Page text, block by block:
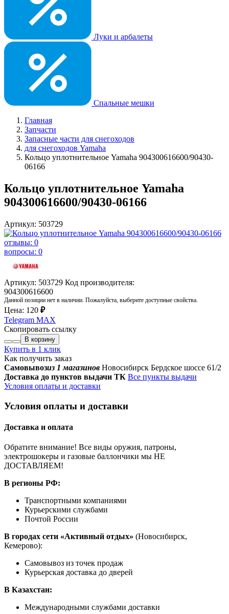
Луки и арбалеты
Спальные мешки
Главная
Запчасти
Запасные части для снегоходов
для снегоходов Yamaha
Кольцо уплотнительное Yamaha 904300616600/90430-
06166
Кольцо уплотнительное Yamaha
904300616600/90430-06166
Артикул: 503729
отзывы: 0
вопросы: 0
Артикул: 503729 Код производителя:
904300616600
Данной позиции нет в наличии. Пожалуйста, выберите доступные свойства.
Цена: 120 ₽
Telegram MAX
Скопировать ссылку
В корзину
Купить в 1 клик
Как получить заказ
Самовывозиз 1 магазинов Новосибирск Бердское шоссе 61/2
Доставка до пунктов выдачи ТК Все пункты выдачи
Условия оплаты и доставки
Условия оплаты и доставки
Доставка и оплата
Обратите внимание! Все виды оружия, патроны,
электрошокеры и газовые баллончики мы НЕ
ДОСТАВЛЯЕМ!
В регионы РФ:
Транспортными компаниями
Курьерскими службами
Почтой России
В городах сети «Активный отдых» (Новосибирск,
Кемерово):
Самовывоз из точек продаж
Курьерская доставка до дверей
В Казахстан:
Международными службами доставки